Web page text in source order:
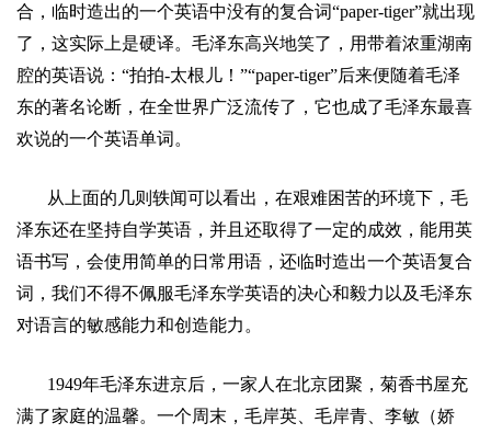
合，临时造出的一个英语中没有的复合词“paper-tiger”就出现
了，这实际上是硬译。毛泽东高兴地笑了，用带着浓重湖南
腔的英语说： “拍拍-太根儿！ ”“paper-tiger”后来便随着毛泽
东的著名论断，在全世界广泛流传了，它也成了毛泽东最喜
欢说的一个英语单词。
从上面的几则轶闻可以看出，在艰难困苦的环境下，毛
泽东还在坚持自学英语，并且还取得了一定的成效，能用英
语书写，会使用简单的日常用语，还临时造出一个英语复合
词，我们不得不佩服毛泽东学英语的决心和毅力以及毛泽东
对语言的敏感能力和创造能力。
1949年毛泽东进京后，一家人在北京团聚，菊香书屋充
满了家庭的温馨。一个周末，毛岸英、毛岸青、李敏（娇